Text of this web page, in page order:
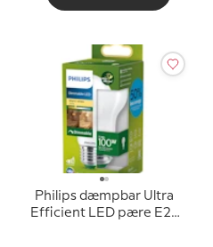
Philips dæmpbar Ultra
Efficient LED pære E27